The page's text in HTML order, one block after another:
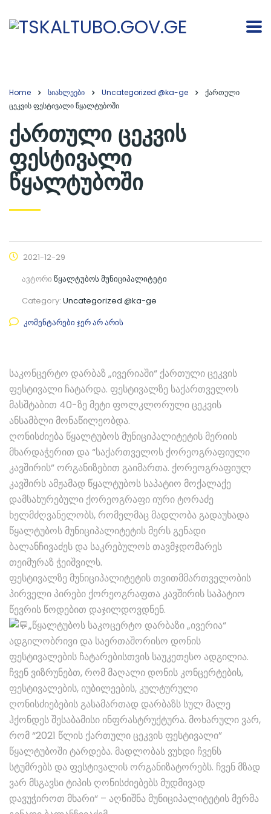
Home სიახლეები Uncategorized @ka-ge
ქართული
ცეკვის ფესტივალი წყალტუბოში
ქართული ცეკვის
ფესტივალი
წყალტუბოში
2021-12-29
ავტორი წყალტუბოს მუნიციპალიტეტი
Category: Uncategorized @ka-ge
კომენტარები ჯერ არ არის
საკონცერტო დარბაზ „ივერიაში“ ქართული ცეკვის
ფესტივალი ჩატარდა. ფესტივალზე საქართველოს
მასშტაბით 40-ზე მეტი ფოლკლორული ცეკვის
ანსამბლი მონაწილეობდა.
ღონისძიება წყალტუბოს მუნიციპალიტეტის მერიის
მხარდაჭერით და “საქართველოს ქორეოგრაფიული
კავშირის” ორგანიზებით გაიმართა. ქორეოგრაფიულ
კავშირს ამჟამად წყალტუბოს საპატიო მოქალაქე
დამსახურებული ქორეოგრაფი იური ტორაძე
ხელმძღვანელობს, რომელმაც მადლობა გადაუხადა
წყალტუბოს მუნიციპალიტეტის მერს გენადი
ბალანჩივაძეს და საკრებულოს თავმჯდომარეს
თეიმურაზ ჭეიშვილს.
ფესტივალზე მუნიციპალიტეტის თვითმმართველობის
პირველი პირები ქორეოგრაფთა კავშირის საპატიო
წევრის წოდებით დაჯილდოვდნენ.
„წყალტუბოს საკოცერტო დარბაზი „ივერია“
ადგილობრივი და საერთაშორისო დონის
ფესტივალების ჩატარებისთვის საუკეთესო ადგილია.
ჩვენ ვიზრუნებთ, რომ მაღალი დონის კონცერტების,
ფესტივალების, იუბილეების, კულტურული
ღონისძიებების გასამართად დარბაზს სულ მალე
ჰქონდეს შესაბამისი ინფრასტრუქტურა. მოხარული ვარ,
რომ “2021 წლის ქართული ცეკვის ფესტივალი”
წყალტუბოში ტარდება. მადლობას ვუხდი ჩვენს
სტუმრებს და ფესტივალის ორგანიზატორებს. ჩვენ მზად
ვარ მსგავსი ტიპის ღონისძიებებს მუდმივად
დავუჭიროთ მხარი“ – აღნიშნა მუნიციპალიტეტის მერმა